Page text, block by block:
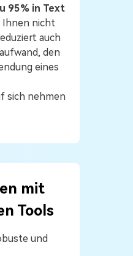
95% in Text
Ihnen nicht
auch
den
eines
sich nehmen
mit
Tools
und